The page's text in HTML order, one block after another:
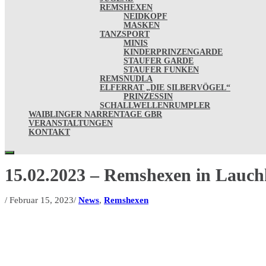
REMSHEXEN
NEIDKOPF
MASKEN
TANZSPORT
MINIS
KINDERPRINZENGARDE
STAUFER GARDE
STAUFER FUNKEN
REMSNUDLA
ELFERRAT „DIE SILBERVÖGEL“
PRINZESSIN
SCHALLWELLENRUMPLER
WAIBLINGER NARRENTAGE GBR
VERANSTALTUNGEN
KONTAKT
15.02.2023 – Remshexen in
/ Februar 15, 2023/ News, Remshexen